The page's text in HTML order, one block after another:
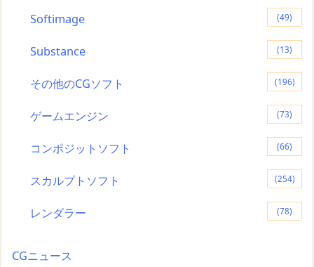
Softimage (49)
Substance (13)
その他のCGソフト (196)
ゲームエンジン (73)
コンポジットソフト (66)
スカルプトソフト (254)
レンダラー (78)
CGニュース